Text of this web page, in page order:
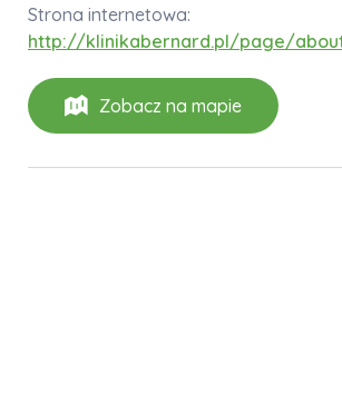
Strona internetowa:
http://klinikabernard.pl/page/
Zobacz na mapie